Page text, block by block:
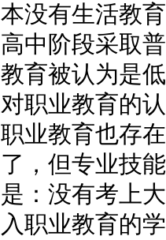
本没有生活教
高中阶段采取
教育被认为是
对职业教育的
职业教育也存
了，但专业技
是：没有考上
入职业教育的